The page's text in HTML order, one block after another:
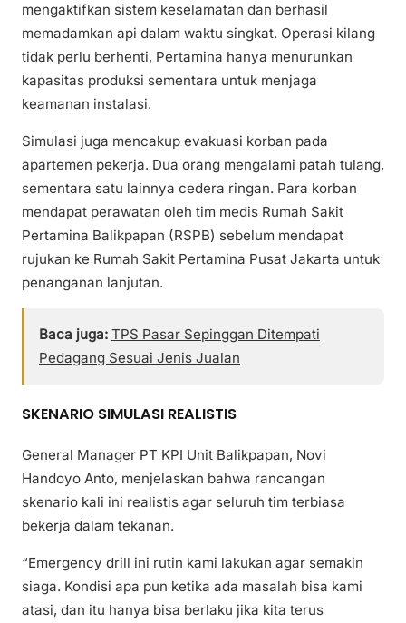
mengaktifkan sistem keselamatan dan berhasil
memadamkan api dalam waktu singkat. Operasi kilang
tidak perlu berhenti, Pertamina hanya menurunkan
kapasitas produksi sementara untuk menjaga
keamanan instalasi.
Simulasi juga mencakup evakuasi korban pada
apartemen pekerja. Dua orang mengalami patah tulang,
sementara satu lainnya cedera ringan. Para korban
mendapat perawatan oleh tim medis Rumah Sakit
Pertamina Balikpapan (RSPB) sebelum mendapat
rujukan ke Rumah Sakit Pertamina Pusat Jakarta untuk
penanganan lanjutan.
Baca juga: TPS Pasar Sepinggan Ditempati
Pedagang Sesuai Jenis Jualan
SKENARIO SIMULASI REALISTIS
General Manager PT KPI Unit Balikpapan, Novi
Handoyo Anto, menjelaskan bahwa rancangan
skenario kali ini realistis agar seluruh tim terbiasa
bekerja dalam tekanan.
“Emergency drill ini rutin kami lakukan agar semakin
siaga. Kondisi apa pun ketika ada masalah bisa kami
atasi, dan itu hanya bisa berlaku jika kita terus